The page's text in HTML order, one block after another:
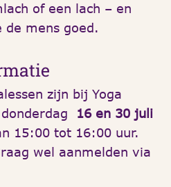
of een lach – en
de mens goed.
zijn bij Yoga
16 en 30 juli
15:00 tot 16:00 uur.
wel aanmelden via